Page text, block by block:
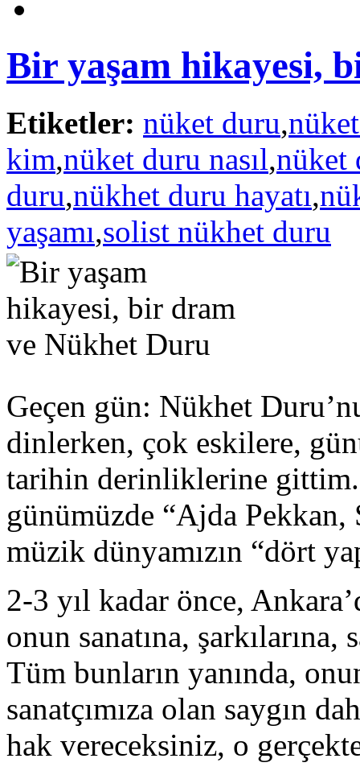
Bir yaşam hikayesi,
Etiketler: nüket duru,
kim,nüket duru nasıl,nüket
duru,nükhet duru hayatı,
yaşamı,solist nükhet duru
Geçen gün: Nükhet
dinlerken, çok eskilere,
tarihin derinliklerine
günümüzde “Ajda
müzik dünyamızın “dört
2-3 yıl kadar önce,
onun sanatına,
Tüm bunların yanında,
sanatçımıza olan saygın
hak vereceksiniz, o